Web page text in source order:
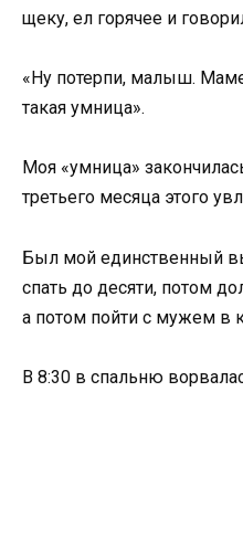
щеку, ел горячее и
«Ну потерпи, малыш.
такая умница».
Моя «умница»
третьего месяца этого
Был мой единственный
спать до десяти, потом
а потом пойти с мужем в
В 8:30 в спальню